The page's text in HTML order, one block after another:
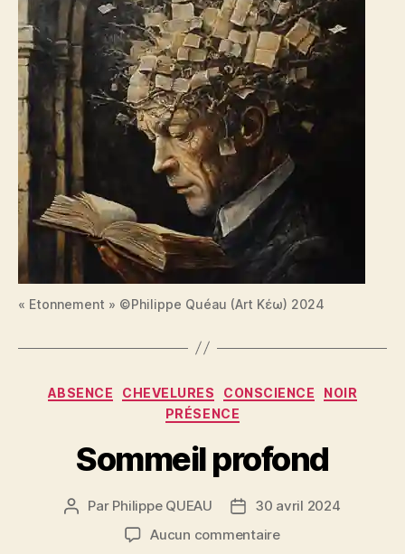
« Etonnement » ©Philippe Quéau (Art Κέω) 2024
Catégories
ABSENCE CHEVELURES CONSCIENCE
NOIR
PRÉSENCE
Sommeil profond
Auteur
Par Philippe QUEAU
Date30 avril 2024
Aucun commentairesur